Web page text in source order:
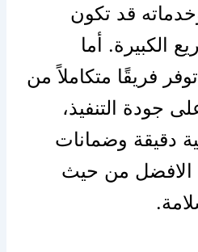
قد تكون
الكبيرة. أما
فريقًا متكاملاً من
جودة التنفيذ،
دقيقة وضمانات
الافضل من حيث